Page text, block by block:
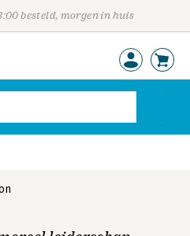
besteld, morgen in huis